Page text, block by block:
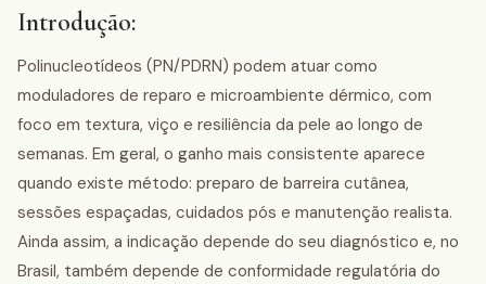
Introdução:
Polinucleotídeos (PN/PDRN) podem atuar como
moduladores de reparo e microambiente dérmico, com
foco em textura, viço e resiliência da pele ao longo de
semanas. Em geral, o ganho mais consistente aparece
quando existe método: preparo de barreira cutânea,
sessões espaçadas, cuidados pós e manutenção realista.
Ainda assim, a indicação depende do seu diagnóstico e, no
Brasil, também depende de conformidade regulatória do